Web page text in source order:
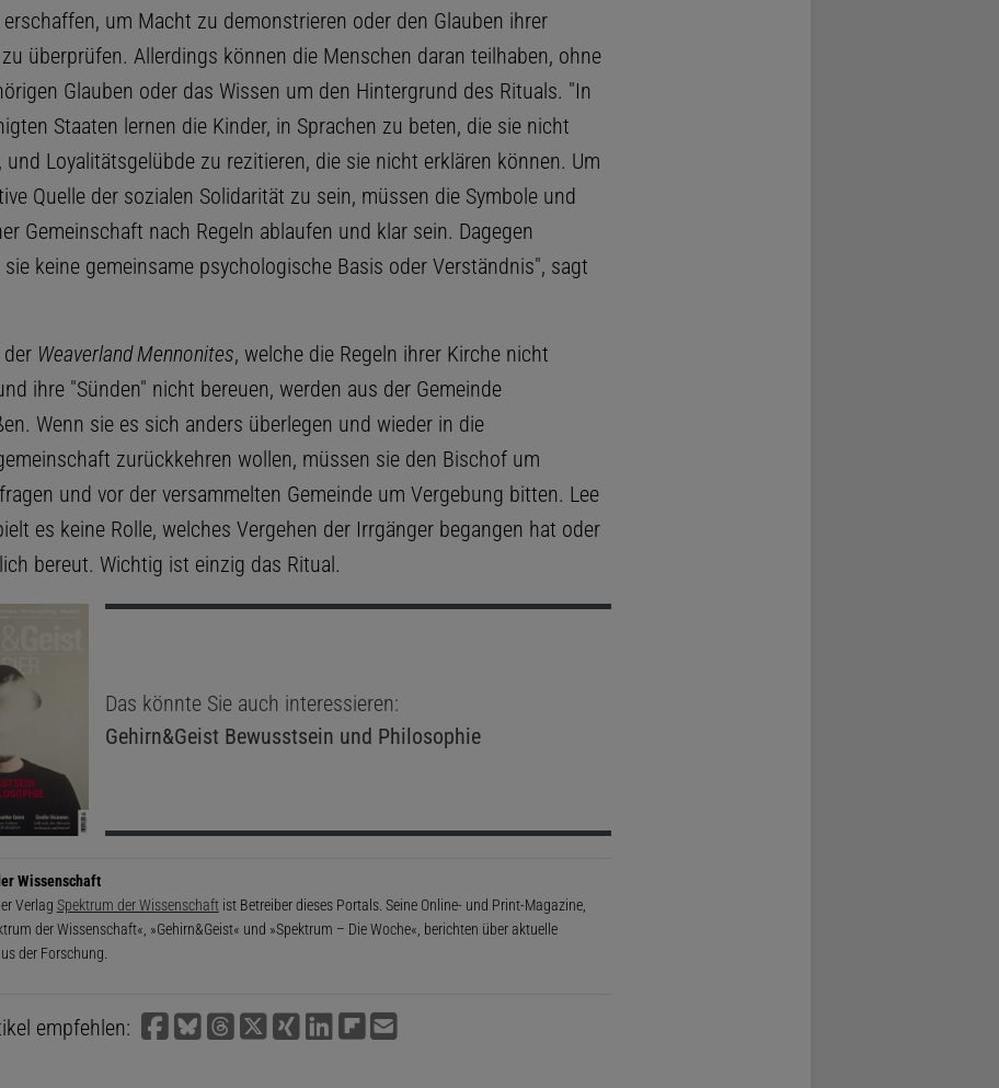
um Macht zu demonstrieren oder den Glauben ihrer
überprüfen. Allerdings können die Menschen daran teilhaben, ohne
Glauben oder das Wissen um den Hintergrund des Rituals. "In
Staaten lernen die Kinder, in Sprachen zu beten, die sie nicht
und Loyalitätsgelübde zu rezitieren, die sie nicht erklären können. Um
Quelle der sozialen Solidarität zu sein, müssen die Symbole und
Gemeinschaft nach Regeln ablaufen und klar sein. Dagegen
keine gemeinsame psychologische Basis oder Verständnis", sagt
Weaverland Mennonites, welche die Regeln ihrer Kirche nicht
ihre "Sünden" nicht bereuen, werden aus der Gemeinde
Wenn sie es sich anders überlegen und wieder in die
zurückkehren wollen, müssen sie den Bischof um
und vor der versammelten Gemeinde um Vergebung bitten. Lee
es keine Rolle, welches Vergehen der Irrgänger begangen hat oder
bereut. Wichtig ist einzig das Ritual.
Das könnte Sie auch interessieren:
Gehirn&Geist Bewusstsein und Philosophie
Wissenschaft
Verlag Spektrum der Wissenschaftist Betreiber dieses Portals. Seine Online- und Print-Magazine,
der Wissenschaft«, »Gehirn&Geist« und »Spektrum – Die Woche«, berichten über aktuelle
der Forschung.
empfehlen: